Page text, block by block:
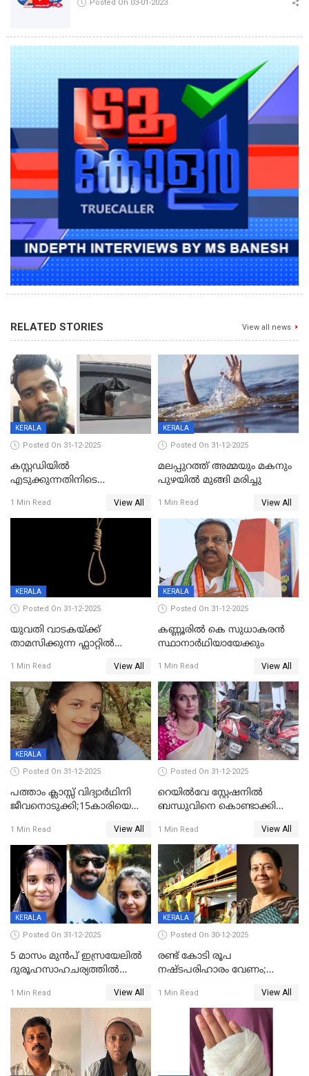
Posted On 03-01-2023
RELATED STORIES View all news
KERALA
Posted On 31-12-2025
കസ്റ്റഡിയിൽ
എടുക്കുന്നതിനിടെ
വധശ്രമക്കേസ് പ്രതി പിടിയിൽ
1 Min Read View All
KERALA
Posted On 31-12-2025
മലപ്പുറത്ത് അമ്മയും മകനും
പുഴയിൽ മുങ്ങി മരിച്ചു
1 Min Read View All
KERALA
Posted On 31-12-2025
യുവതി വാടകയ്ക്ക്
താമസിക്കുന്ന ഫ്ലാറ്റില്‍
സംഭവം കൈതപ്പൊയിലില്‍
1 Min Read View All
KERALA
Posted On 31-12-2025
കണ്ണൂരിൽ കെ സുധാകരൻ
സ്ഥാനാർഥിയായേക്കും
1 Min Read View All
KERALA
Posted On 31-12-2025
പത്താം ക്ലാസ്സ് വിദ്യാര്‍ഥിനി
ജീവനൊടുക്കി;15കാരിയെ
കിടപ്പുമുറിയില്‍ തൂങ്ങി മരിച്ച
നിലയിൽ
1 Min Read View All
Posted On 31-12-2025
റെയിൽവേ സ്റ്റേഷനിൽ
ബന്ധുവിനെ കൊണ്ടാക്കി
ലോറി സ്കൂട്ടറിൽ ഇടിച്ചു :
യുവതിക്ക് ദാരുണാന്ത്യം
1 Min Read View All
KERALA
Posted On 31-12-2025
5 മാസം മുൻപ് ഇസ്രയേലിൽ
ദുരൂഹസാഹചര്യത്തിൽ
മലയാളി യുവാവിന്റെ ഭാര്യയും
മരിച്ചു
1 Min Read View All
KERALA
Posted On 30-12-2025
രണ്ട് കോടി രൂപ
നഷ്ടപരിഹാരം വേണം;
നോട്ടീസയച്ച് ഉമാ തോമസ്
1 Min Read View All